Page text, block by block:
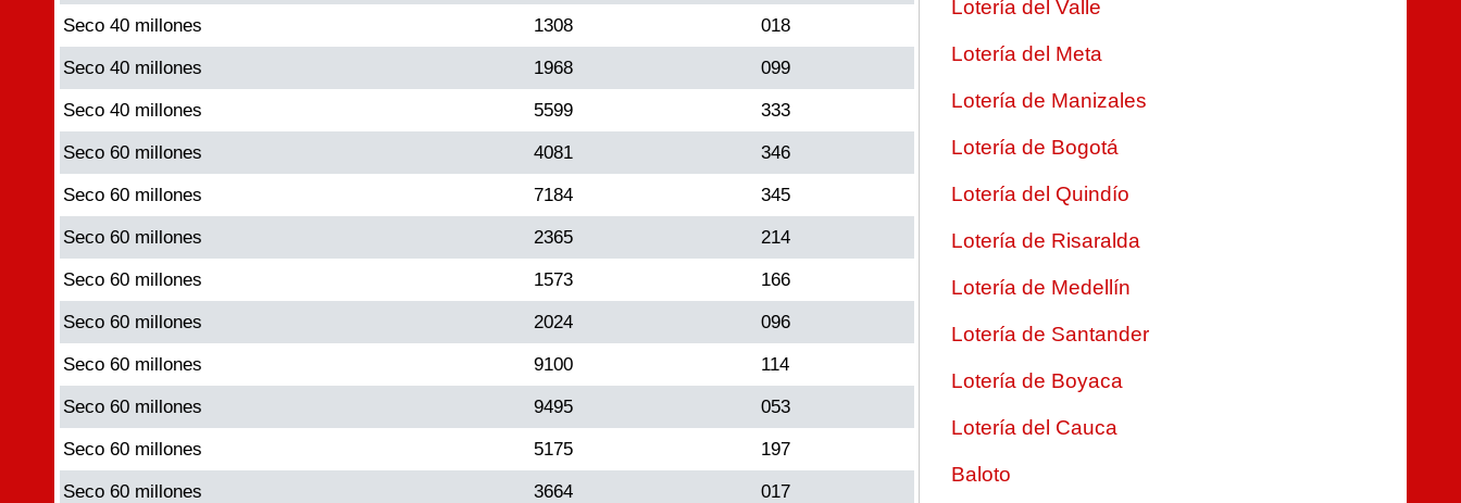
Seco 40 millones 1308 018
Seco 40 millones 1968 099
Seco 40 millones 5599 333
Seco 60 millones 4081 346
Seco 60 millones 7184 345
Seco 60 millones 2365 214
Seco 60 millones 1573 166
Seco 60 millones 2024 096
Seco 60 millones 9100 114
Seco 60 millones 9495 053
Seco 60 millones 5175 197
Seco 60 millones 3664 017
Lotería del Valle
Lotería del Meta
Lotería de Manizales
Lotería de Bogotá
Lotería del Quindío
Lotería de Risaralda
Lotería de Medellín
Lotería de Santander
Lotería de Boyaca
Lotería del Cauca
Baloto